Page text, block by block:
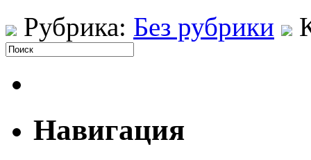
Рубрика: Без рубрики
Навигация